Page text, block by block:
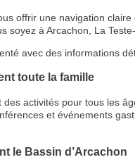
offrir une navigation
soyez à Arcachon, La
avec des informations
toute la famille
des activités pour tous les
et événements
le Bassin d’Arcachon